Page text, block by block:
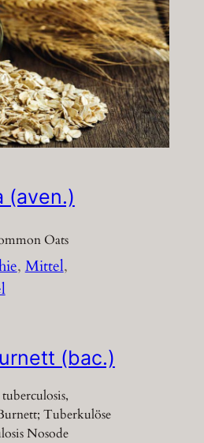
(aven.)
Oats
, Mittel
(bac.)
Tuberkulöse
Nosode